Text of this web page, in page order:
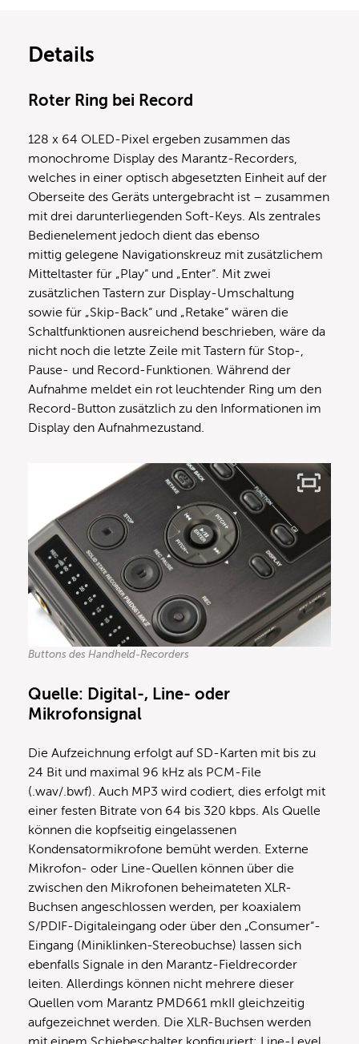
Details
Roter Ring bei Record
128 x 64 OLED-Pixel ergeben zusammen das
monochrome Display des Marantz-Recorders,
welches in einer optisch abgesetzten Einheit auf der
Oberseite des Geräts untergebracht ist – zusammen
mit drei darunterliegenden Soft-Keys. Als zentrales
Bedienelement jedoch dient das ebenso
mittig gelegene Navigationskreuz mit zusätzlichem
Mitteltaster für „Play“ und „Enter“. Mit zwei
zusätzlichen Tastern zur Display-Umschaltung
sowie für „Skip-Back“ und „Retake“ wären die
Schaltfunktionen ausreichend beschrieben, wäre da
nicht noch die letzte Zeile mit Tastern für Stop-,
Pause- und Record-Funktionen. Während der
Aufnahme meldet ein rot leuchtender Ring um den
Record-Button zusätzlich zu den Informationen im
Display den Aufnahmezustand.
Buttons des Handheld-Recorders
Quelle: Digital-, Line- oder
Mikrofonsignal
Die Aufzeichnung erfolgt auf SD-Karten mit bis zu
24 Bit und maximal 96 kHz als PCM-File
(.wav/.bwf). Auch MP3 wird codiert, dies erfolgt mit
einer festen Bitrate von 64 bis 320 kbps. Als Quelle
können die kopfseitig eingelassenen
Kondensatormikrofone bemüht werden. Externe
Mikrofon- oder Line-Quellen können über die
zwischen den Mikrofonen beheimateten XLR-
Buchsen angeschlossen werden, per koaxialem
S/PDIF-Digitaleingang oder über den „Consumer“-
Eingang (Miniklinken-Stereobuchse) lassen sich
ebenfalls Signale in den Marantz-Fieldrecorder
leiten. Allerdings können nicht mehrere dieser
Quellen vom Marantz PMD661 mkII gleichzeitig
aufgezeichnet werden. Die XLR-Buchsen werden